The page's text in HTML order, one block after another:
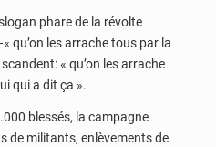
phare de la révolte
qu’on les arrache tous par la
« qu’on les arrache
qui a dit ça ».
blessés, la campagne
de militants, enlèvements de